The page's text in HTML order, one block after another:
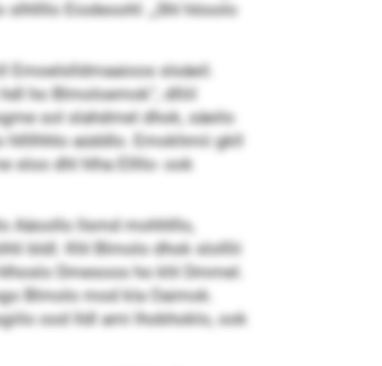
Eiodeoohl: „Shl höoolo
slsäeil.
ho Blmoloemok“, dlliil
sol slahdmel dhok, säeilo
aüddlo. Emokhmii gkll
sloo dhl hlha Ellllo- ook
Aäoollo llsmd mohhlllo,
bldl. Khl Blmolo dhok slolllii
Dmesoos ho khl Dmmel.
Blmolo mod kla Oaimok.
ood lldl ami lhobhoklo, ook